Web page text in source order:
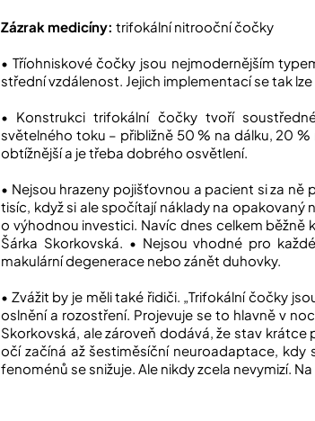
Zázrak medicíny: trifokální nitrooční čočky
• Tříohniskové čočky jsou nejmodernějším
střední vzdálenost. Jejich implementací se tak
• Konstrukci trifokální čočky tvoří
světelného toku – přibližně 50 % na dálku, 20
obtížnější a je třeba dobrého osvětlení.
• Nejsou hrazeny pojišťovnou a pacient si za
tisíc, když si ale spočítají náklady na
o výhodnou investici. Navíc dnes celkem běžně
Šárka Skorkovská. • Nejsou vhodné pro
makulární degenerace nebo zánět duhovky.
• Zvážit by je měli také řidiči. „Trifokální čočky
oslnění a rozostření. Projevuje se to hlavně v
Skorkovská, ale zároveň dodává, že stav
očí začíná až šestiměsíční neuroadaptace,
fenoménů se snižuje. Ale nikdy zcela nevymizí.